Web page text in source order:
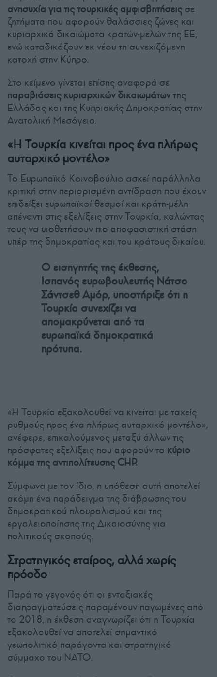
ανησυχία για τις τουρκικές αμφισβητήσειςσε
ζητήματα που αφορούν θαλάσσιες ζώνες και
κυριαρχικά δικαιώματα κρατών-μελών της ΕΕ,
ενώ καταδικάζουν εκ νέου τη συνεχιζόμενη
κατοχή στην Κύπρο.
Στο κείμενο γίνεται επίσης αναφορά σε
παραβιάσεις κυριαρχικών δικαιωμάτωντης
Ελλάδας και της Κυπριακής Δημοκρατίας στην
Ανατολική Μεσόγειο.
«Η Τουρκία κινείται προς ένα πλήρως
αυταρχικό μοντέλο»
Το Ευρωπαϊκό Κοινοβούλιο ασκεί παράλληλα
κριτική στην περιορισμένη αντίδραση που έχουν
επιδείξει ευρωπαϊκοί θεσμοί και κράτη-μέλη
απέναντι στις εξελίξεις στην Τουρκία, καλώντας
τους να υιοθετήσουν πιο αποφασιστική στάση
υπέρ της δημοκρατίας και του κράτους δικαίου.
Ο εισηγητής της έκθεσης,
Ισπανός ευρωβουλευτής Νάτσο
Σάντσεθ Αμόρ, υποστήριξε ότι η
Τουρκία συνεχίζει να
απομακρύνεται από τα
ευρωπαϊκά δημοκρατικά
πρότυπα.
«Η Τουρκία εξακολουθεί να κινείται με ταχείς
ρυθμούς προς ένα πλήρως αυταρχικό μοντέλο»,
ανέφερε, επικαλούμενος μεταξύ άλλων τις
πρόσφατες εξελίξεις που αφορούν το κύριο
κόμμα της αντιπολίτευσης CHP.
Σύμφωνα με τον ίδιο, η υπόθεση αυτή αποτελεί
ακόμη ένα παράδειγμα της διάβρωσης του
δημοκρατικού πλουραλισμού και της
εργαλειοποίησης της Δικαιοσύνης για
πολιτικούς σκοπούς.
Στρατηγικός εταίρος, αλλά χωρίς
πρόοδο
Παρά το γεγονός ότι οι ενταξιακές
διαπραγματεύσεις παραμένουν παγωμένες από
το 2018, η έκθεση αναγνωρίζει ότι η Τουρκία
εξακολουθεί να αποτελεί σημαντικό
γεωπολιτικό παράγοντα και στρατηγικό
σύμμαχο του ΝΑΤΟ.